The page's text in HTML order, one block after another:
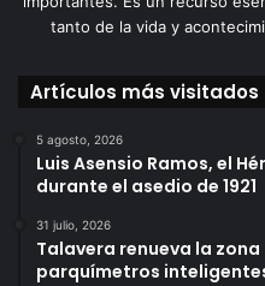
tanto de la vida y
Artículos más visitados
5 agosto, 2026
Luis Asensio Ramos, el
durante el asedio de 1921
31 julio, 2026
Talavera renueva la
parquímetros